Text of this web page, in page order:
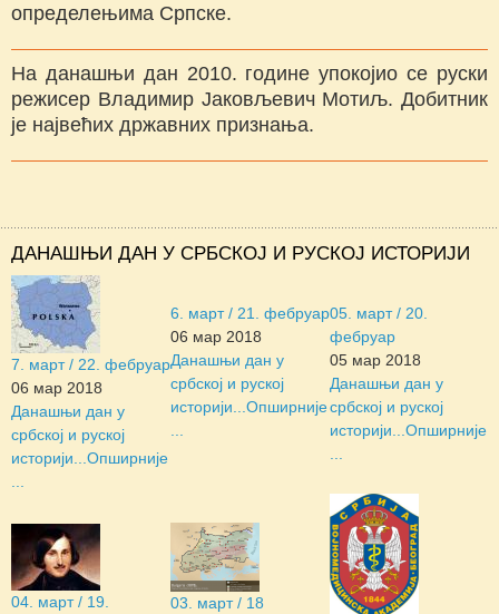
определењима Српске.
На данашњи дан 2010. године упокојио се руски
режисер Владимир Јаковљевич Мотиљ. Добитник
је највећих државних признања.
ДАНАШЊИ ДАН У СРБСКОЈ И РУСКОЈ ИСТОРИЈИ
7. март / 22. фебруар
06 мар 2018
Данашњи дан у
србској и руској
историји... Опширније
6. март / 21. фебруар
06 мар 2018
Данашњи дан у
србској и руској
историји... Опширније
05. март / 20.
фебруар
05 мар 2018
Данашњи дан у
србској и руској
историји... Опширније
04. март / 19.
03. март / 18